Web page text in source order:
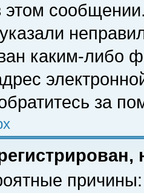
этом
каким-либо
за